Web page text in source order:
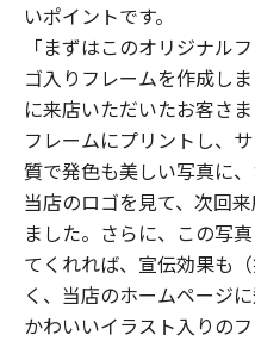
いポイントです。
「まずはこのオリジナル
ゴ入りフレームを作成し
に来店いただいたお客さ
フレームにプリントし、
質で発色も美しい写真に
当店のロゴを見て、次回
ました。さらに、この写
てくれれば、宣伝効果も
く、当店のホームページ
かわいいイラスト入りの